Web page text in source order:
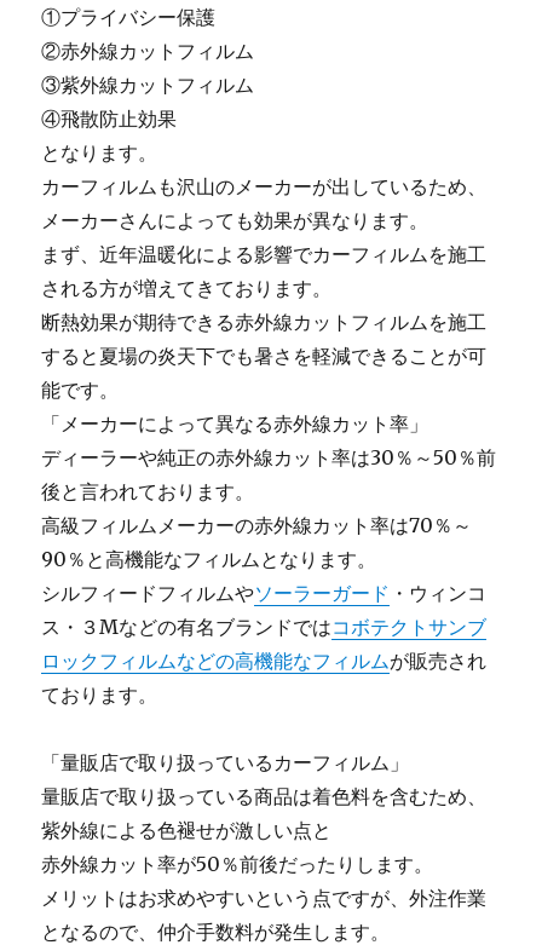
①プライバシー保護
②赤外線カットフィルム
③紫外線カットフィルム
④飛散防止効果
となります。
カーフィルムも沢山のメーカーが出しているため、
メーカーさんによっても効果が異なります。
まず、近年温暖化による影響でカーフィルムを施工
される方が増えてきております。
断熱効果が期待できる赤外線カットフィルムを施工
すると夏場の炎天下でも暑さを軽減できることが可
能です。
「メーカーによって異なる赤外線カット率」
ディーラーや純正の赤外線カット率は30％～50％前
後と言われております。
高級フィルムメーカーの赤外線カット率は70％～
90％と高機能なフィルムとなります。
シルフィードフィルムやソーラーガード ・ウィンコ
ス・３Mなどの有名ブランドではコボテクトサンブ
ロックフィルムなどの高機能なフィルムが販売され
ております。
「量販店で取り扱っているカーフィルム」
量販店で取り扱っている商品は着色料を含むため、
紫外線による色褪せが激しい点と
赤外線カット率が50％前後だったりします。
メリットはお求めやすいという点ですが、外注作業
となるので、仲介手数料が発生します。